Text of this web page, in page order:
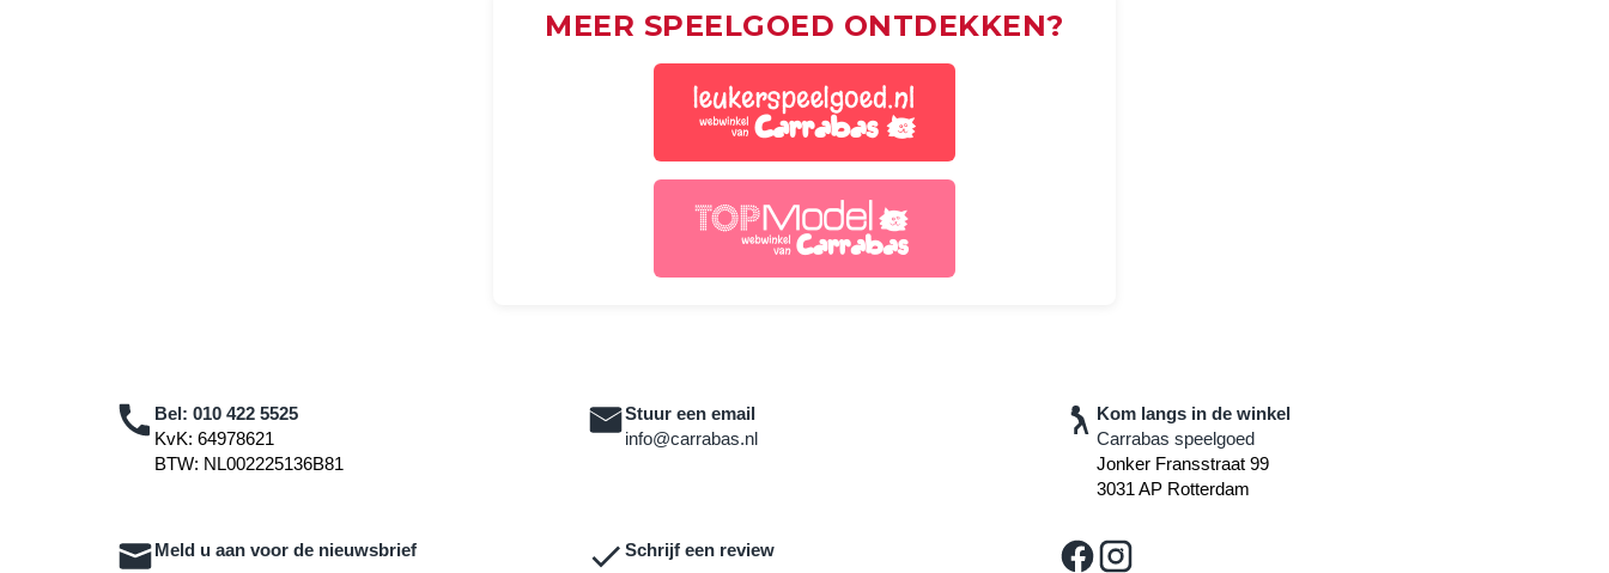
MEER SPEELGOED ONTDEKKEN?
Bel: 010 422 5525
KvK: 64978621
BTW: NL002225136B81
Stuur een email
info@carrabas.nl
Kom langs in de winkel
Carrabas speelgoed
Jonker Fransstraat 99
3031 AP Rotterdam
Meld u aan voor de nieuwsbrief
Schrijf een review